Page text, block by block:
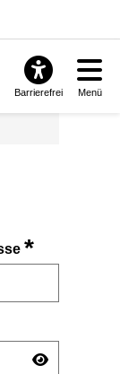
Barrierefrei Menü
*